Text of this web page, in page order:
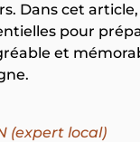
Dans cet
pour
et
(expert local)